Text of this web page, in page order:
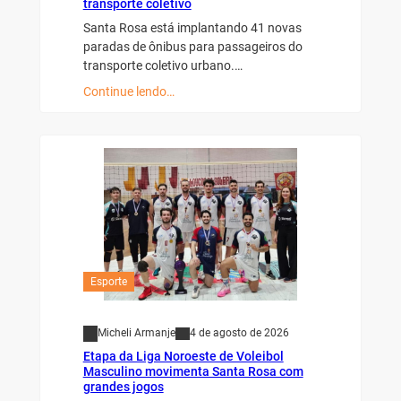
transporte coletivo
Santa Rosa está implantando 41 novas
paradas de ônibus para passageiros do
transporte coletivo urbano.…
Continue lendo…
Esporte
Micheli Armanje 4 de agosto de 2026
Etapa da Liga Noroeste de Voleibol
Masculino movimenta Santa Rosa com
grandes jogos